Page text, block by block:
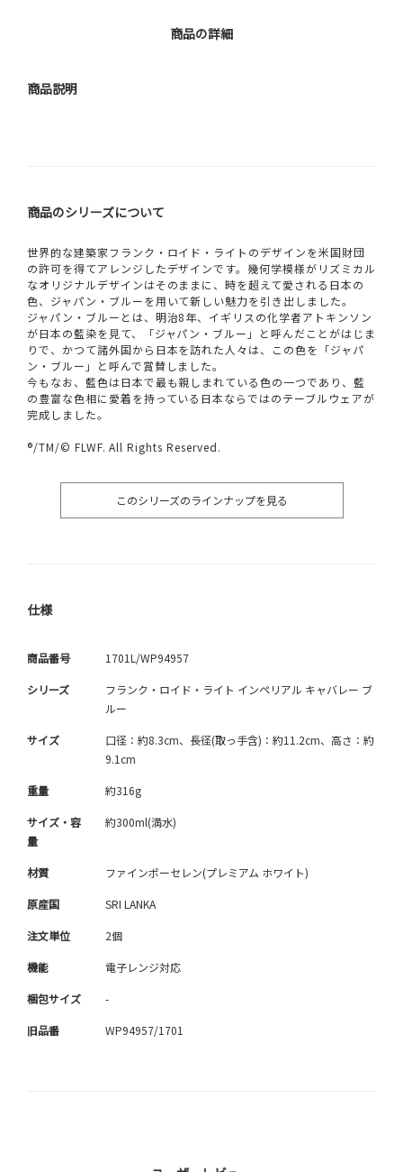
商品の詳細
商品説明
商品のシリーズについて
世界的な建築家フランク・ロイド・ライトのデザインを米国財団
の許可を得てアレンジしたデザインです。幾何学模様がリズミカル
なオリジナルデザインはそのままに、時を超えて愛される日本の
色、ジャパン・ブルーを用いて新しい魅力を引き出しました。
ジャパン・ブルーとは、明治8年、イギリスの化学者アトキンソン
が日本の藍染を見て、「ジャパン・ブルー」と呼んだことがはじま
りで、かつて諸外国から日本を訪れた人々は、この色を「ジャパ
ン・ブルー」と呼んで賞賛しました。
今もなお、藍色は日本で最も親しまれている色の一つであり、藍
の豊富な色相に愛着を持っている日本ならではのテーブルウェアが
完成しました。
®/TM/© FLWF. All Rights Reserved.
このシリーズのラインナップを見る
仕様
商品番号 1701L/WP94957
シリーズ
フランク・ロイド・ライト インペリアル キャバレー ブ
ルー
サイズ
口径：約8.3cm、長径(取っ手含)：約11.2cm、高さ：約
9.1cm
重量 約316g
サイズ・容
量
約300ml(満水)
材質 ファインポーセレン(プレミアム ホワイト)
原産国 SRI LANKA
注文単位 2個
機能 電子レンジ対応
梱包サイズ -
旧品番 WP94957/1701